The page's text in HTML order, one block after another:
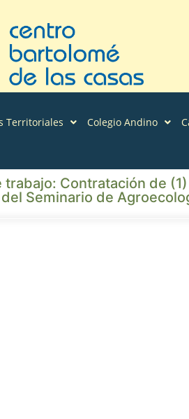
Territoriales Colegio Andino
trabajo: Contratación de
Seminario de